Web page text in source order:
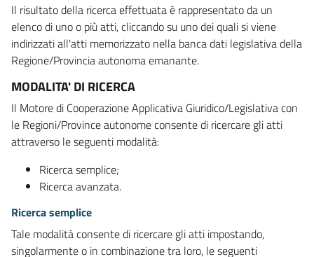
Il risultato della ricerca effettuata è rappresentato da un
elenco di uno o più atti, cliccando su uno dei quali si viene
indirizzati all'atti memorizzato nella banca dati legislativa della
Regione/Provincia autonoma emanante.
MODALITA' DI RICERCA
Il Motore di Cooperazione Applicativa Giuridico/Legislativa con
le Regioni/Province autonome consente di ricercare gli atti
attraverso le seguenti modalità:
Ricerca semplice;
Ricerca avanzata.
Ricerca semplice
Tale modalità consente di ricercare gli atti impostando,
singolarmente o in combinazione tra loro, le seguenti